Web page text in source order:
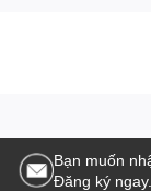
Bạn muốn
Đăng ký ngay.